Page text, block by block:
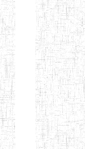
et